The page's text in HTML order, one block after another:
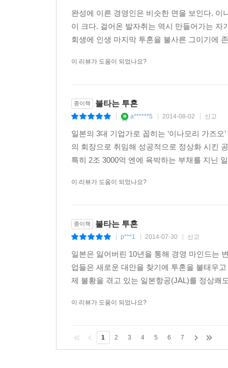
1. 사업의 목적과 의의를 명확히 하라
2. 구체적인 목표를 세우라
3. 가슴에 열망을 품어라
5. 매출을 최대화하고 비용을 최소화하라
8. 불타는 투혼을 가져라
9. 용기를 가지고 부딪치라
10. 항상 창의적으로 일하라
11. 상대를 배려하며 성실히 임하라
12. 밝고 적극적인 자세로 꿈과 희망을 품고, 늘 정
완성에 이른 경영인은 비슷한 면을 보인다.
이 크다. 걸어온 발자취는 역시 만들어가는
회생에 인생 마지막 투혼을 불사른 그이기에
이 리뷰가 도움이 되었나요?
종이책 불타는 투혼
a******5 2014-08-02 신고
일본의 3대 기업가로 꼽히는 ‘이나모리 가즈
의 회장으로 취임해 성공적으로 정상화 시킨
특히 2조 3000억 엔에 육박하는 부채를 지닌
이 리뷰가 도움이 되었나요?
종이책 불타는 투혼
p***1 2014-07-30 신고
일본은 잃어버린 10년을 통해 경영 마인드는
업들은 새로운 대안을 찾기에 투혼을 불태우
제 불황을 겪고 있는 일본항공(JAL)를 정상쾌
이 리뷰가 도움이 되었나요?
1 2 3 4 5 6 7